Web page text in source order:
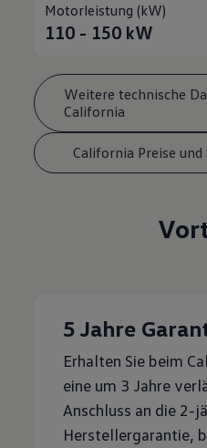
Motorleistung (kW)
110 - 150 kW
Weitere technische
California
California Preise
5 Jahre
Erhalten Sie beim
eine um 3 Jahre
Anschluss an die 2-
Herstellergarantie,